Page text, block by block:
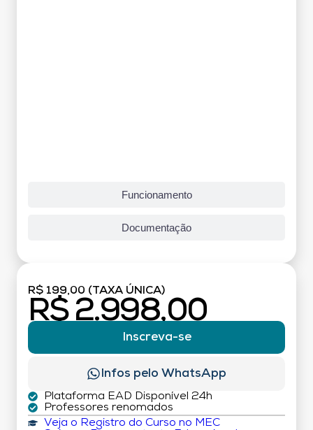
Funcionamento
Documentação
R$ 199,00 (TAXA ÚNICA)
R$ 2.998,00
Inscreva-se
Infos pelo WhatsApp
Plataforma EAD Disponível 24h
Professores renomados
Veja o Registro do Curso no MEC